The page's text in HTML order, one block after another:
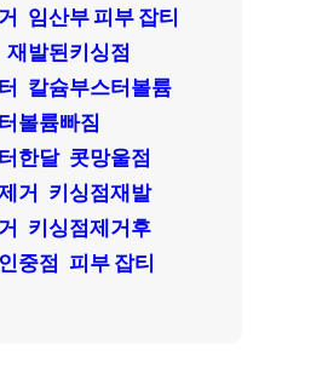
임산부 피부 잡티
재발된키싱점
칼슘부스터볼륨
볼륨빠짐
한달 콧망울점
거 키싱점재발
키싱점제거후
중점 피부 잡티